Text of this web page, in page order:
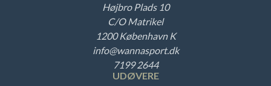
Højbro Plads 10
C/O Matrikel
1200 København K
info@wannasport.dk
7199 2644
UDØVERE